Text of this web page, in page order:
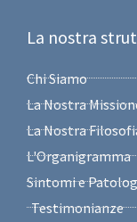
La nostra
Chi Siamo
La Nostra
La Nostra
L'Organigramma
Sintomi e
Testimonianze